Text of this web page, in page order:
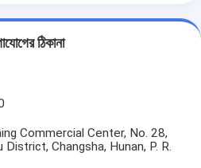
ঠিকানা
Commercial Center, No. 28,
Changsha, Hunan, P. R.